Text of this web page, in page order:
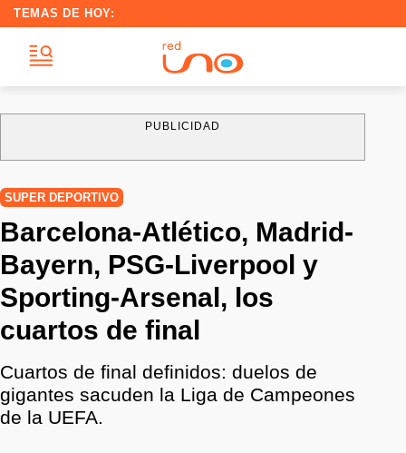
TEMAS DE HOY:
PUBLICIDAD
SUPER DEPORTIVO
Barcelona-Atlético, Madrid-
Bayern, PSG-Liverpool y
Sporting-Arsenal, los
cuartos de final
Cuartos de final definidos: duelos de
gigantes sacuden la Liga de Campeones
de la UEFA.